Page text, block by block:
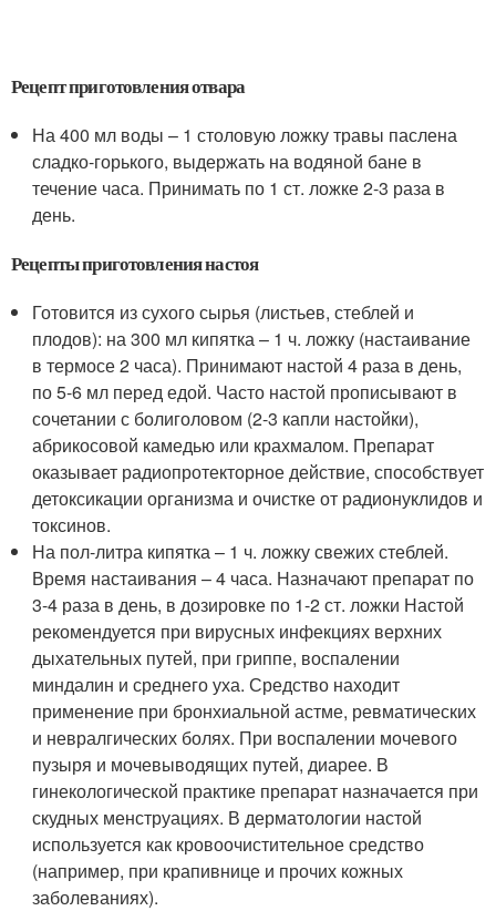
Рецепт приготовления отвара
На 400 мл воды – 1 столовую ложку травы паслена
сладко-горького, выдержать на водяной бане в
течение часа. Принимать по 1 ст. ложке 2-3 раза в
день.
Рецепты приготовления настоя
Готовится из сухого сырья (листьев, стеблей и
плодов): на 300 мл кипятка – 1 ч. ложку (настаивание
в термосе 2 часа). Принимают настой 4 раза в день,
по 5-6 мл перед едой. Часто настой прописывают в
сочетании с болиголовом (2-3 капли настойки),
абрикосовой камедью или крахмалом. Препарат
оказывает радиопротекторное действие, способствует
детоксикации организма и очистке от радионуклидов и
токсинов.
На пол-литра кипятка – 1 ч. ложку свежих стеблей.
Время настаивания – 4 часа. Назначают препарат по
3-4 раза в день, в дозировке по 1-2 ст. ложки Настой
рекомендуется при вирусных инфекциях верхних
дыхательных путей, при гриппе, воспалении
миндалин и среднего уха. Средство находит
применение при бронхиальной астме, ревматических
и невралгических болях. При воспалении мочевого
пузыря и мочевыводящих путей, диарее. В
гинекологической практике препарат назначается при
скудных менструациях. В дерматологии настой
используется как кровоочистительное средство
(например, при крапивнице и прочих кожных
заболеваниях).